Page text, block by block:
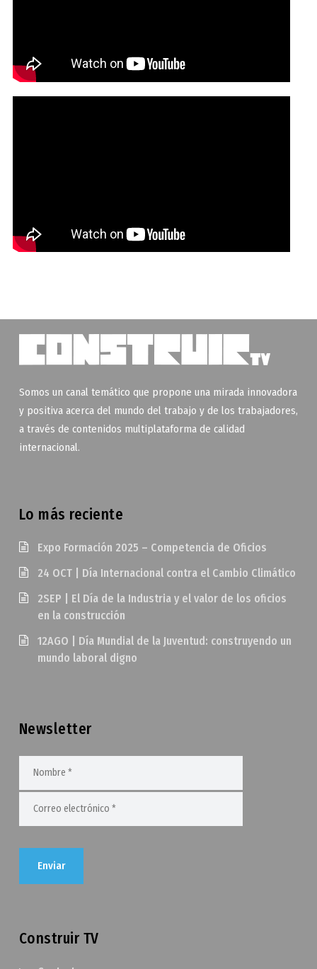
Somos un canal temático que propone una mirada innovadora
y positiva acerca del mundo del trabajo y de los trabajadores,
a través de contenidos multiplataforma de calidad
internacional.
Lo más reciente
Expo Formación 2025 – Competencia de Oficios
24 OCT | Día Internacional contra el Cambio Climático
2SEP | El Día de la Industria y el valor de los oficios
en la construcción
12AGO | Día Mundial de la Juventud: construyendo un
mundo laboral digno
Newsletter
Construir TV